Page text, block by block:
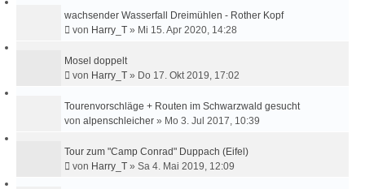
wachsender Wasserfall Dreimühlen - Rother Kopf
von Harry_T » Mi 15. Apr 2020, 14:28
Mosel doppelt
von Harry_T » Do 17. Okt 2019, 17:02
Tourenvorschläge + Routen im Schwarzwald gesucht
von alpenschleicher » Mo 3. Jul 2017, 10:39
Tour zum "Camp Conrad" Duppach (Eifel)
von Harry_T » Sa 4. Mai 2019, 12:09